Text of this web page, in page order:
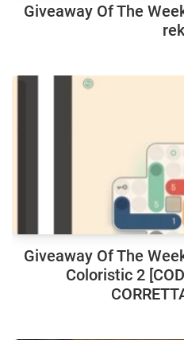
Giveaway Of The
Giveaway Of The
Coloristic 2